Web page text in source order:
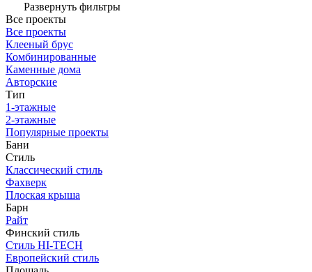
Развернуть фильтры
Все проекты
Все проекты
Клееный брус
Комбинированные
Каменные дома
Авторские
Тип
1-этажные
2-этажные
Популярные проекты
Бани
Стиль
Классический стиль
Фахверк
Плоская крыша
Барн
Райт
Финский стиль
Стиль HI-TECH
Европейский стиль